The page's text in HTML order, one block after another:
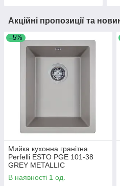
Акційні пропозиції та
–5%
Мийка кухонна гранітна
Perfelli ESTO PGE 101-38
GREY METALLIC
В наявності 1 од.